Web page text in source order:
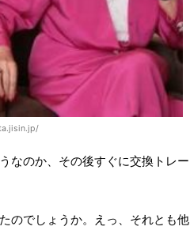
なのか、その後すぐに交換トレ
のでしょうか。えっ、それとも